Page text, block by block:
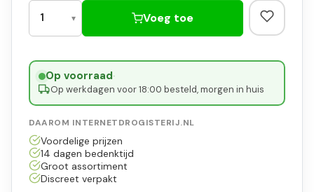
Voeg toe
Op voorraad·
Op werkdagen voor 18:00 besteld, morgen in huis
DAAROM INTERNETDROGISTERIJ.NL
Voordelige prijzen
14 dagen bedenktijd
Groot assortiment
Discreet verpakt